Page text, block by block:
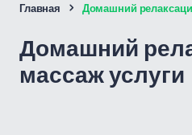
Главная Домашний
Домашний
массаж услуги